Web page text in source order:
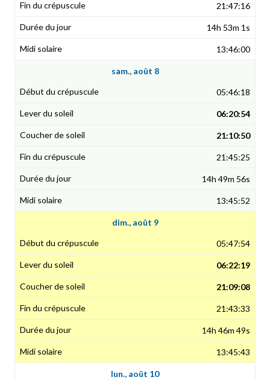
21:47:16
14h 53m 1s
13:46:00
sam., août 8
05:46:18
06:20:54
21:10:50
21:45:25
14h 49m 56s
13:45:52
dim., août 9
05:47:54
06:22:19
21:09:08
21:43:33
14h 46m 49s
13:45:43
lun., août 10